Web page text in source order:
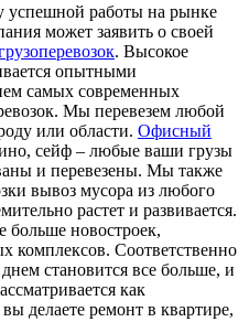
успешной работы на рынке
может заявить о своей
. Высокое
опытными
самых современных
Мы перевезем любой
или области. Офисный
сейф – любые ваши грузы
и перевезены. Мы также
вывоз мусора из любого
растет и развивается.
больше новостроек,
Соответственно
становится все больше, и
как
делаете ремонт в квартире,